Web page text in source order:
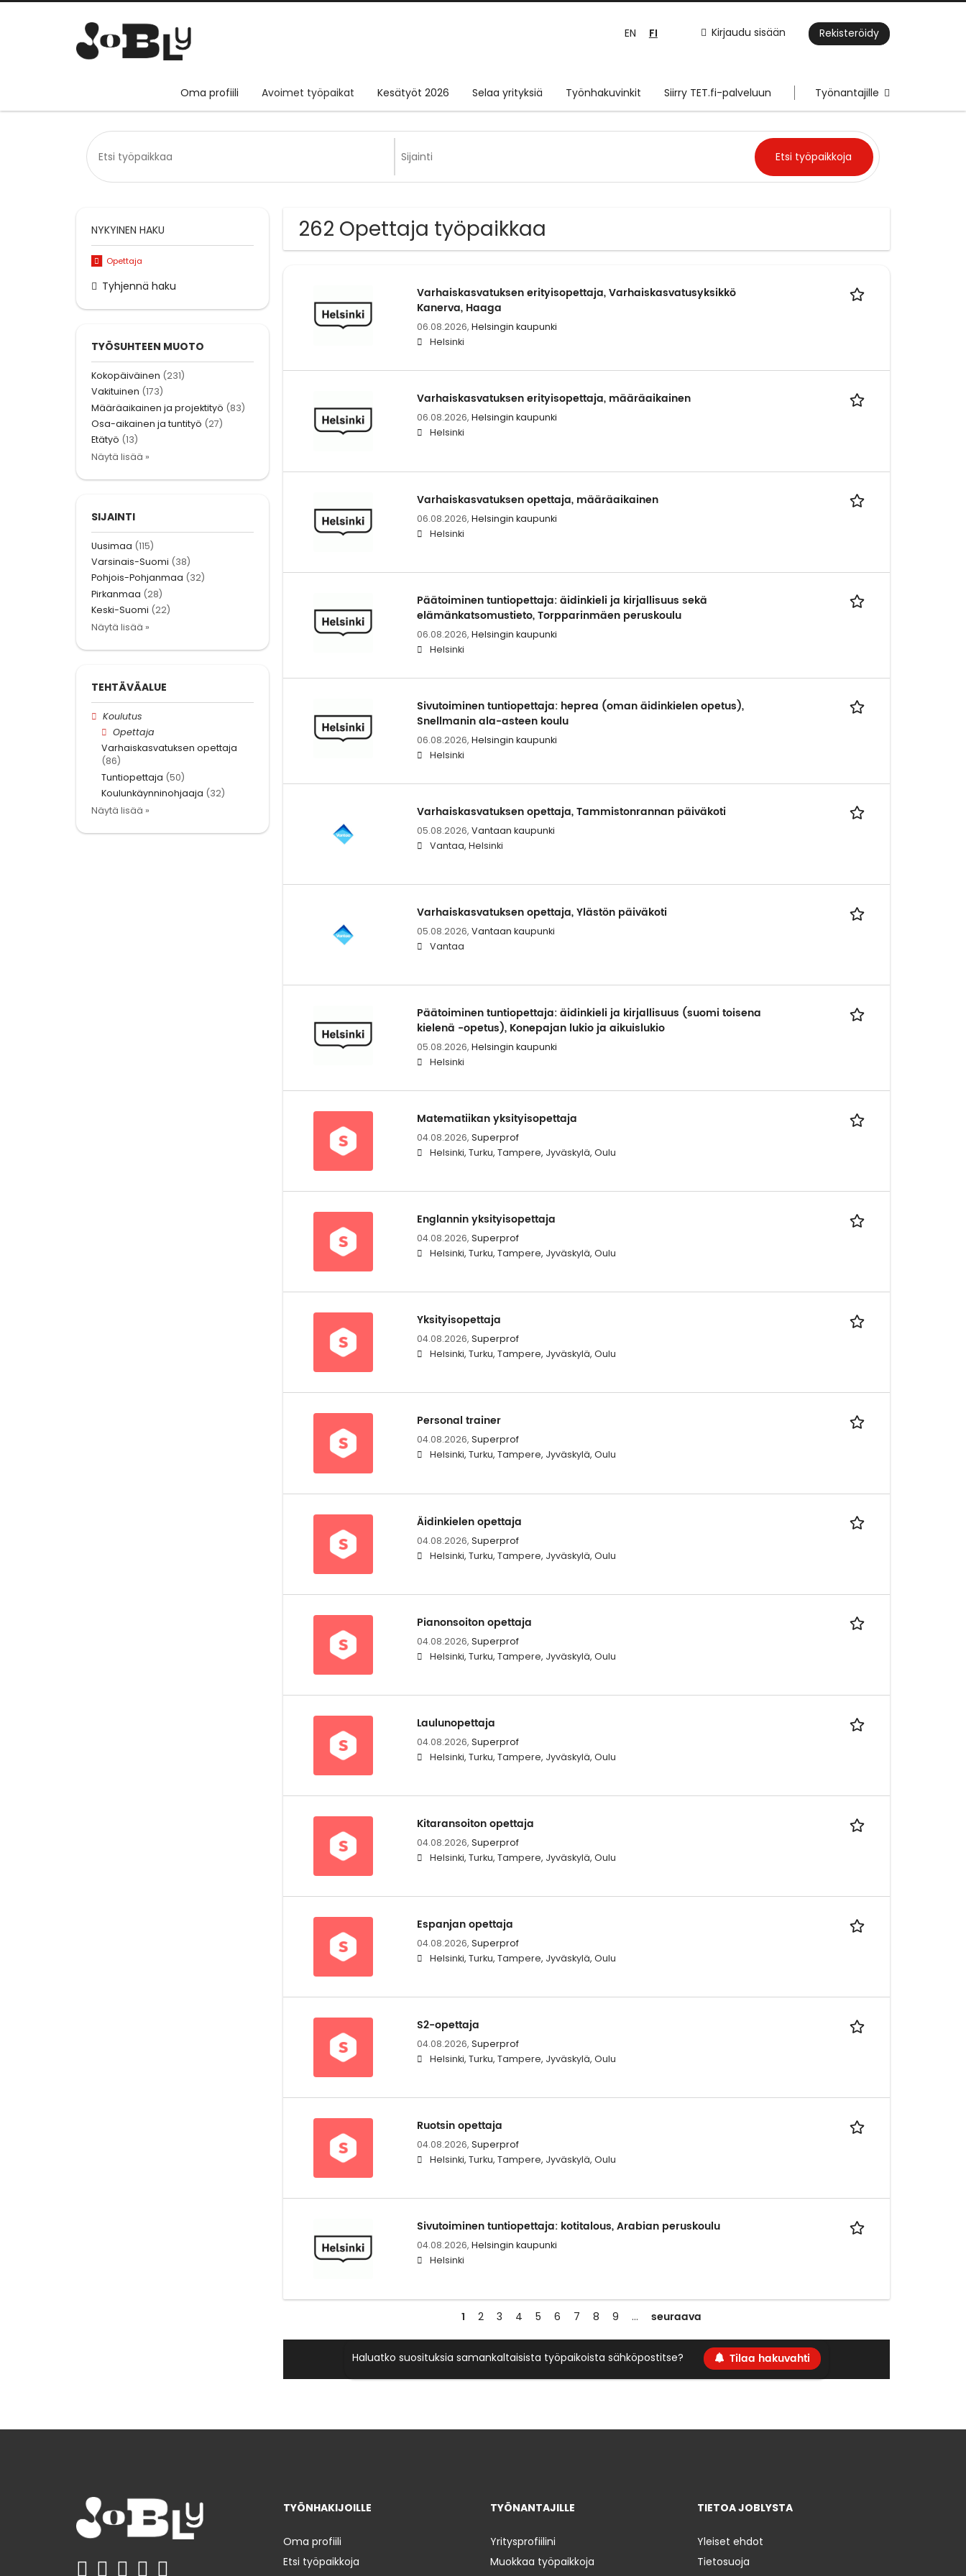
Kirjaudu sisään Rekisteröidy
EN FI
Oma profiili Avoimet työpaikat Kesätyöt 2026 Selaa yrityksiä Työnhakuvinkit Siirry TET.fi-palveluun Työnantajille
262 Opettaja työpaikkaa
Varhaiskasvatuksen erityisopettaja, Varhaiskasvatusyksikkö
Kanerva, Haaga
06.08.2026, Helsingin kaupunki
Helsinki
Varhaiskasvatuksen erityisopettaja, määräaikainen
06.08.2026, Helsingin kaupunki
Helsinki
Varhaiskasvatuksen opettaja, määräaikainen
06.08.2026, Helsingin kaupunki
Helsinki
Päätoiminen tuntiopettaja: äidinkieli ja kirjallisuus sekä
elämänkatsomustieto, Torpparinmäen peruskoulu
06.08.2026, Helsingin kaupunki
Helsinki
Sivutoiminen tuntiopettaja: heprea (oman äidinkielen opetus),
Snellmanin ala-asteen koulu
06.08.2026, Helsingin kaupunki
Helsinki
Varhaiskasvatuksen opettaja, Tammistonrannan päiväkoti
05.08.2026, Vantaan kaupunki
Vantaa, Helsinki
Varhaiskasvatuksen opettaja, Ylästön päiväkoti
05.08.2026, Vantaan kaupunki
Vantaa
Päätoiminen tuntiopettaja: äidinkieli ja kirjallisuus (suomi toisena
kielenä -opetus), Konepajan lukio ja aikuislukio
05.08.2026, Helsingin kaupunki
Helsinki
Matematiikan yksityisopettaja
04.08.2026, Superprof
Helsinki, Turku, Tampere, Jyväskylä, Oulu
Englannin yksityisopettaja
04.08.2026, Superprof
Helsinki, Turku, Tampere, Jyväskylä, Oulu
Yksityisopettaja
04.08.2026, Superprof
Helsinki, Turku, Tampere, Jyväskylä, Oulu
Personal trainer
04.08.2026, Superprof
Helsinki, Turku, Tampere, Jyväskylä, Oulu
Äidinkielen opettaja
04.08.2026, Superprof
Helsinki, Turku, Tampere, Jyväskylä, Oulu
Pianonsoiton opettaja
04.08.2026, Superprof
Helsinki, Turku, Tampere, Jyväskylä, Oulu
Laulunopettaja
04.08.2026, Superprof
Helsinki, Turku, Tampere, Jyväskylä, Oulu
Kitaransoiton opettaja
04.08.2026, Superprof
Helsinki, Turku, Tampere, Jyväskylä, Oulu
Espanjan opettaja
04.08.2026, Superprof
Helsinki, Turku, Tampere, Jyväskylä, Oulu
S2-opettaja
04.08.2026, Superprof
Helsinki, Turku, Tampere, Jyväskylä, Oulu
Ruotsin opettaja
04.08.2026, Superprof
Helsinki, Turku, Tampere, Jyväskylä, Oulu
Sivutoiminen tuntiopettaja: kotitalous, Arabian peruskoulu
04.08.2026, Helsingin kaupunki
Helsinki
1 2 3 4 5 6 7 8 9 … seuraava
Haluatko suosituksia samankaltaisista työpaikoista sähköpostitse? Tilaa hakuvahti
NYKYINEN HAKU
Opettaja
Tyhjennä haku
TYÖSUHTEEN MUOTO
Kokopäiväinen (231)
Vakituinen (173)
Määräaikainen ja projektityö (83)
Osa-aikainen ja tuntityö (27)
Etätyö (13)
Näytä lisää »
SIJAINTI
Uusimaa (115)
Varsinais-Suomi (38)
Pohjois-Pohjanmaa (32)
Pirkanmaa (28)
Keski-Suomi (22)
Näytä lisää »
TEHTÄVÄALUE
Koulutus
Opettaja
Varhaiskasvatuksen opettaja
(86)
Tuntiopettaja (50)
Koulunkäynninohjaaja (32)
Näytä lisää »
TYÖNHAKIJOILLE
Oma profiili
Etsi työpaikkoja
TYÖNANTAJILLE
Yritysprofiilini
Muokkaa työpaikkoja
TIETOA JOBLYSTA
Yleiset ehdot
Tietosuoja